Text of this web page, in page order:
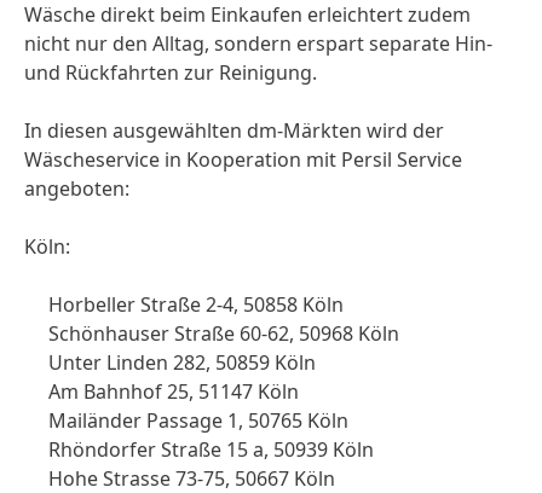
Wäsche direkt beim Einkaufen erleichtert zudem
nicht nur den Alltag, sondern erspart separate Hin-
und Rückfahrten zur Reinigung.
In diesen ausgewählten dm-Märkten wird der
Wäscheservice in Kooperation mit Persil Service
angeboten:
Köln:
Horbeller Straße 2-4, 50858 Köln
Schönhauser Straße 60-62, 50968 Köln
Unter Linden 282, 50859 Köln
Am Bahnhof 25, 51147 Köln
Mailänder Passage 1, 50765 Köln
Rhöndorfer Straße 15 a, 50939 Köln
Hohe Strasse 73-75, 50667 Köln